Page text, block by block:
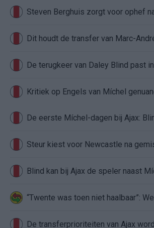
Steven Berghuis zorgt voor ophef
Dit houdt de transfer van Marc-
De terugkeer van Daley Blind past
Kritiek op Engels van Míchel
Steur kiest voor Newcastle na
Blind kan bij Ajax de speler naast
“Twente was toen niet haalbaar”:
De transferprioriteiten van Ajax